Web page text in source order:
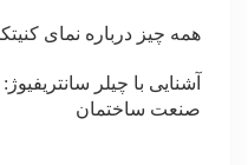
همه چیز درباره نمای
آشنایی با چیلر
صنعت ساختمان